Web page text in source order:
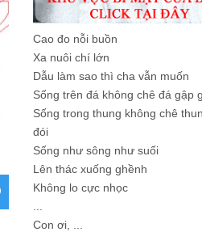
Cao đo nỗi buồn
Xa nuôi chí lớn
Dẫu làm sao thì cha vẫn muốn
Sống trên đá không chê đá gập
Sống trong thung không chê
đói
Sống như sông như suối
Lên thác xuống ghềnh
Không lo cực nhọc
Con ơi, ...